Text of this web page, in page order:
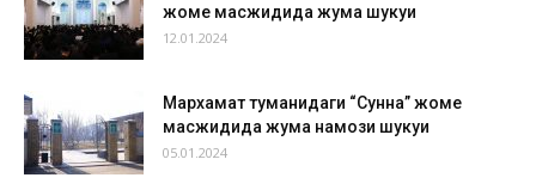
жоме масжидида жума шукуҳи
12.01.2024
Мархамат туманидаги “Сунна” жоме
масжидида жума намози шукуҳи
05.01.2024